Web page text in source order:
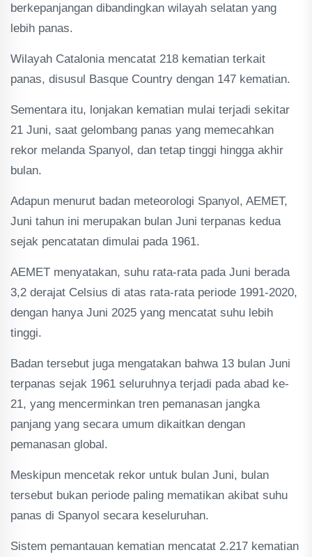
berkepanjangan dibandingkan wilayah selatan yang
lebih panas.
Wilayah Catalonia mencatat 218 kematian terkait
panas, disusul Basque Country dengan 147 kematian.
Sementara itu, lonjakan kematian mulai terjadi sekitar
21 Juni, saat gelombang panas yang memecahkan
rekor melanda Spanyol, dan tetap tinggi hingga akhir
bulan.
Adapun menurut badan meteorologi Spanyol, AEMET,
Juni tahun ini merupakan bulan Juni terpanas kedua
sejak pencatatan dimulai pada 1961.
AEMET menyatakan, suhu rata-rata pada Juni berada
3,2 derajat Celsius di atas rata-rata periode 1991-2020,
dengan hanya Juni 2025 yang mencatat suhu lebih
tinggi.
Badan tersebut juga mengatakan bahwa 13 bulan Juni
terpanas sejak 1961 seluruhnya terjadi pada abad ke-
21, yang mencerminkan tren pemanasan jangka
panjang yang secara umum dikaitkan dengan
pemanasan global.
Meskipun mencetak rekor untuk bulan Juni, bulan
tersebut bukan periode paling mematikan akibat suhu
panas di Spanyol secara keseluruhan.
Sistem pemantauan kematian mencatat 2.217 kematian